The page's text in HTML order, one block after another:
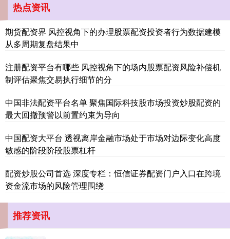
深证成指 14311.01 +200.89 +1.42%
沪深300 4694.44 +43.13 +0.93%
热点资讯
期货配资界 风控视角下的办理股票配资投资者行为数据建模
从多周期复盘结果中
注册配资平台有哪些 风控视角下的场内股票配资风险补偿机
制评估聚焦交易执行细节的分
中国非法配资平台名单 聚焦国际科技股市场投资炒股配资的
最大回撤预警以前置约束为导向
中国配资大平台 透视离岸金融市场处于市场对边际变化高度
敏感的阶段阶段股票杠杆
配资炒股公司首选 深度专栏：恒信证券配资门户入口在跨境
资金流市场的风险管理围绕
推荐资讯